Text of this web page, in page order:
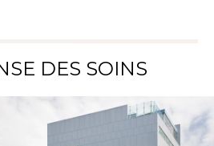
DES SOINS